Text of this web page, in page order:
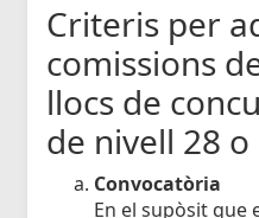
Criteris per
comissions
llocs de
de nivell 28
Convocatòria
En el supòsit que